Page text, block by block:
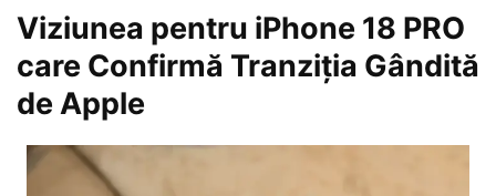
Viziunea pentru iPhone 18 PRO
care Confirmă Tranziția Gândită
de Apple